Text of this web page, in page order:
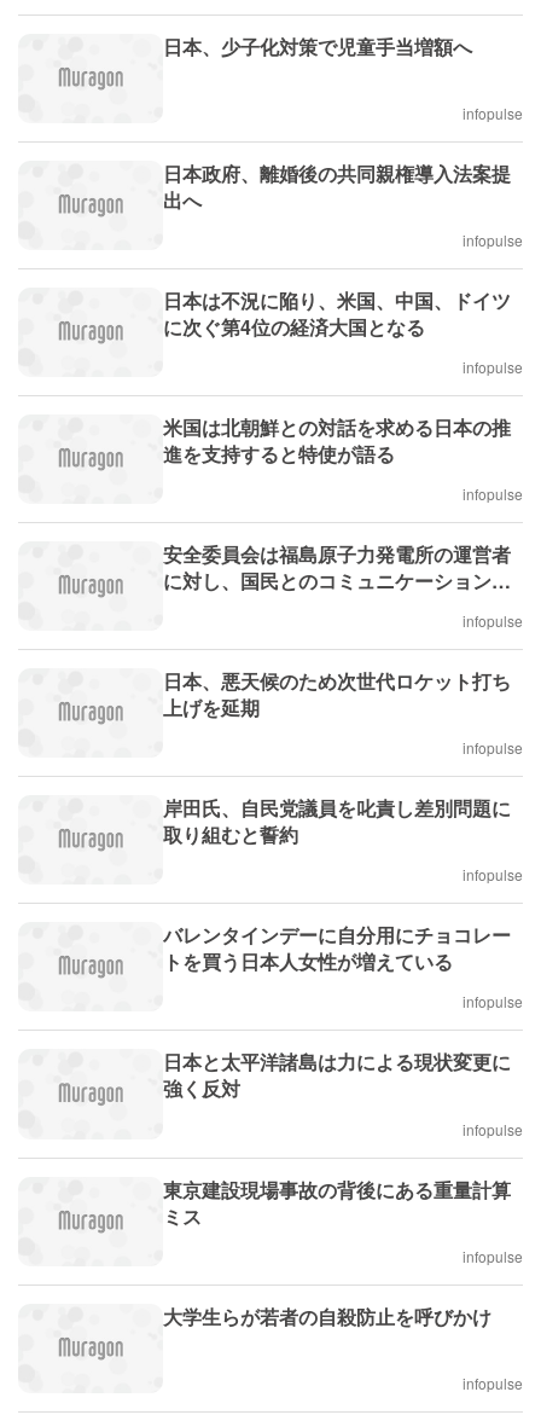
日本、少子化対策で児童手当増額へ
infopulse
日本政府、離婚後の共同親権導入法案提
出へ
infopulse
日本は不況に陥り、米国、中国、ドイツ
に次ぐ第4位の経済大国となる
infopulse
米国は北朝鮮との対話を求める日本の推
進を支持すると特使が語る
infopulse
安全委員会は福島原子力発電所の運営者
に対し、国民とのコミュニケーションを
infopulse
日本、悪天候のため次世代ロケット打ち
上げを延期
infopulse
岸田氏、自民党議員を叱責し差別問題に
取り組むと誓約
infopulse
バレンタインデーに自分用にチョコレー
トを買う日本人女性が増えている
infopulse
日本と太平洋諸島は力による現状変更に
強く反対
infopulse
東京建設現場事故の背後にある重量計算
ミス
infopulse
大学生らが若者の自殺防止を呼びかけ
infopulse